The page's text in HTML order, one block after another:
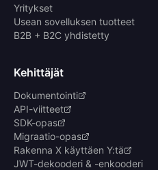
Yritykset
Usean sovelluksen tuotteet
B2B + B2C yhdistetty
Kehittäjät
Dokumentointi
API-viitteet
SDK-opas
Migraatio-opas
Rakenna X käyttäen Y:tä
JWT-dekooderi & -enkooderi